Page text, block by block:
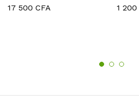
17 500 CFA 1 200